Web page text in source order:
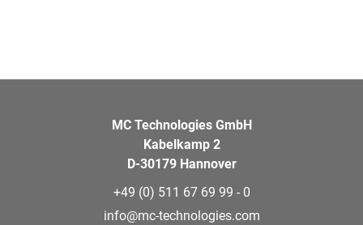
MC Technologies GmbH
Kabelkamp 2
D-30179 Hannover
+49 (0) 511 67 69 99 - 0
info@mc-technologies.com